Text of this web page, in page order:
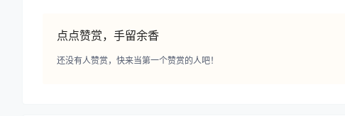
点点赞赏，手留余香
还没有人赞赏，快来当第一个赞赏的人吧！